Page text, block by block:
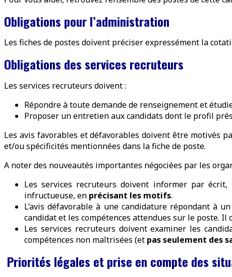
Obligations pour l’administration
Les fiches de postes doivent préciser expressément la
Obligations des services recruteurs
Les services recruteurs doivent :
Répondre à toute demande de renseignement et
Proposer un entretien aux candidats dont le profil
Les avis favorables et défavorables doivent être motivés
et/ou spécificités mentionnées dans la fiche de poste.
A noter des nouveautés importantes négociées par les
Les services recruteurs doivent informer par
infructueuse, en précisant les motifs.
L’avis défavorable à une candidature répondant à
candidat et les compétences attendues sur le poste. Il
Les services recruteurs doivent examiner les
compétences non maîtrisées (et pas seulement des
Priorités légales et prise en compte des